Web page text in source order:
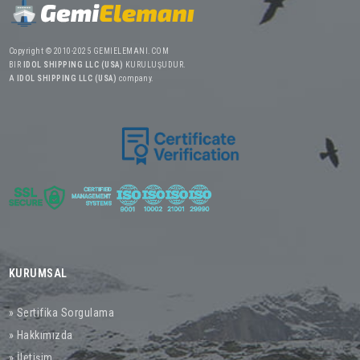
Copyright © 2010-2025 GEMIELEMANI.COM
BIR
IDOL SHIPPING LLC (USA) KURULUŞUDUR.
A
IDOL SHIPPING LLC (USA) company.
KURUMSAL
» Sertifika Sorgulama
» Hakkımızda